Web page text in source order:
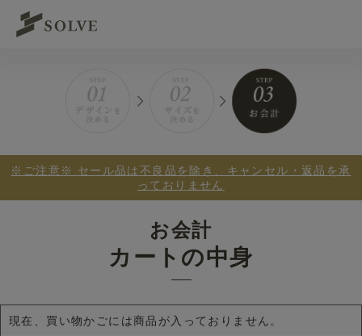
※ご注意※ セール品は不良品を除き、キャンセル・返品を承
っておりません
お会計
カートの中身
現在、買い物かごには商品が入っておりません。